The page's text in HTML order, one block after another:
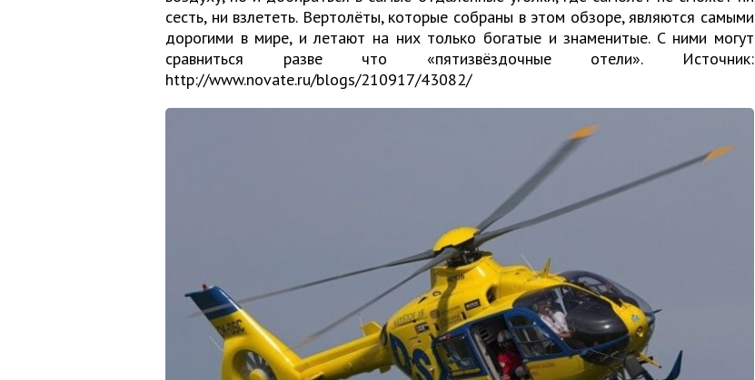
сесть, ни взлететь. Вертолёты, которые собраны в этом обзоре, являются самыми
дорогими в мире, и летают на них только богатые и знаменитые. С ними могут
сравниться разве что «пятизвёздочные отели». Источник:
http://www.novate.ru/blogs/210917/43082/